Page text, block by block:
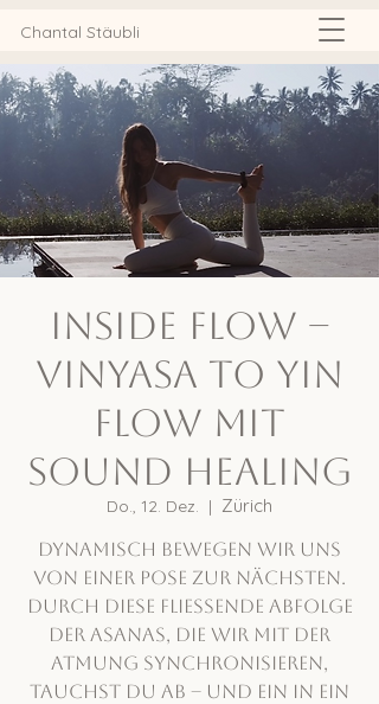
Chantal Stäubli
Inside Flow –
Vinyasa to Yin
Flow mit
Sound Healing
Do., 12. Dez.
  |
Zürich
Dynamisch bewegen wir uns
von einer Pose zur nächsten.
Durch diese fliessende Abfolge
der Asanas, die wir mit der
Atmung synchronisieren,
tauchst du ab – und ein in ein